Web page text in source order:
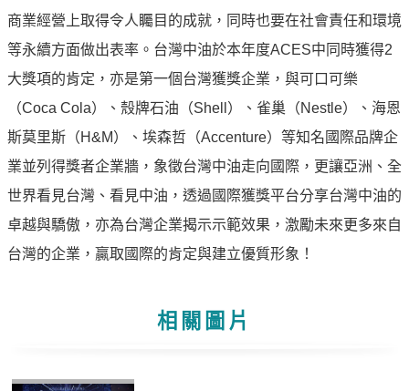
中
油
首
網
站
覽
常
商業經營上取得令人矚目的成就，同時也要在社會責任和環境
等永續方面做出表率。台灣中油於本年度ACES中同時獲得2
大獎項的肯定，亦是第一個台灣獲獎企業，與可口可樂
（Coca Cola）、殼牌石油（Shell）、雀巢（Nestle）、海恩
斯莫里斯（H&M）、埃森哲（Accenture）等知名國際品牌企
業並列得獎者企業牆，象徵台灣中油走向國際，更讓亞洲、全
世界看見台灣、看見中油，透過國際獲獎平台分享台灣中油的
卓越與驕傲，亦為台灣企業揭示示範效果，激勵未來更多來自
台灣的企業，贏取國際的肯定與建立優質形象！
相關圖片